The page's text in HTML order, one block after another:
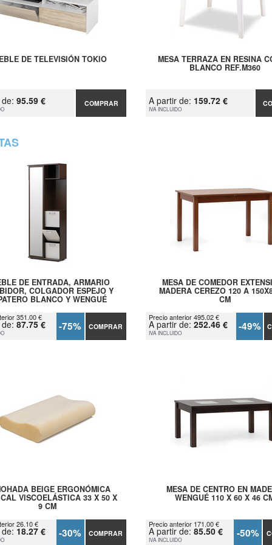
DE TELEVISIÓN TOKIO
95.59 € COMPRAR
MESA TERRAZA EN RESINA
BLANCO REF.M360
A partir de: 159.72 €
IVA INCLUIDO
DE ENTRADA, ARMARIO
COLGADOR ESPEJO Y
BLANCO Y WENGUÉ
351.00 €
87.75 € -75% COMPRAR
MESA DE COMEDOR
MADERA CEREZO 120 A
CM
Precio anterior 495.02 €
A partir de: 252.46 €
IVA INCLUIDO -49%
BEIGE ERGONÓMICA
VISCOELÁSTICA 33 X 50 X
9 CM
26.10 €
18.27 € -30% COMPRAR
MESA DE CENTRO EN
WENGUÉ 110 X 60 X 46
Precio anterior 171.00 €
A partir de: 85.50 €
IVA INCLUIDO -50%